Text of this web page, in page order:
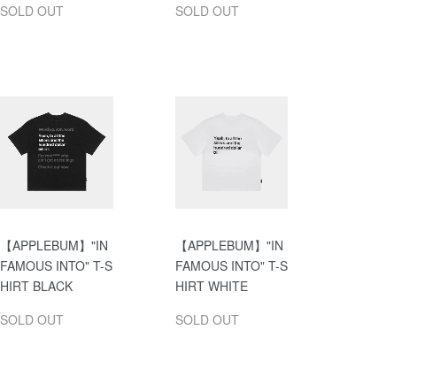
SOLD OUT
SOLD OUT
【APPLEBUM】"IN
FAMOUS INTO" T-S
HIRT BLACK
SOLD OUT
【APPLEBUM】"IN
FAMOUS INTO" T-S
HIRT WHITE
SOLD OUT